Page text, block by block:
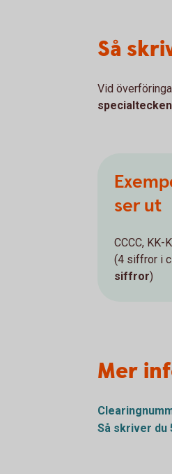
Så
Vid
specialtecken
ser ut
CCCC, KK-
(4 siffror i
siffror)
Mer
Så skriver